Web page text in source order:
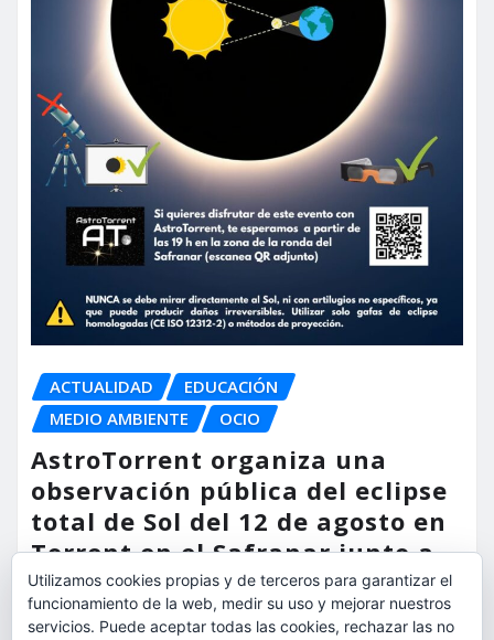
ACTUALIDAD
EDUCACIÓN
MEDIO AMBIENTE
OCIO
AstroTorrent organiza una
observación pública del eclipse
total de Sol del 12 de agosto en
Torrent en el Safranar junto a
las vías del AVE
torrent al dia Ago 5, 2026
Utilizamos cookies propias y de terceros para garantizar el
funcionamiento de la web, medir su uso y mejorar nuestros
servicios. Puede aceptar todas las cookies, rechazar las no